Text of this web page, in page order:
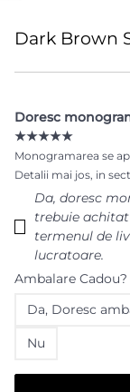
Dark Brown
Doresc
★★★★★
Monogramarea se
Detalii mai jos, in
Da‚ doresc
trebuie
termenul de
lucratoare.
Ambalare Cadou?
Da‚ Doresc
Nu